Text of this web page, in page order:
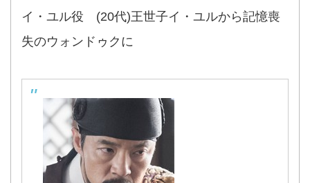
イ・ユル役 (20代)王世子イ・ユルから記憶喪
失のウォンドゥクに